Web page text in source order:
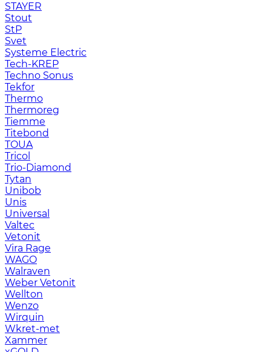
STAYER
Stout
StP
Svet
Systeme Electric
Tech-KREP
Techno Sonus
Tekfor
Thermo
Thermoreg
Tiemme
Titebond
TOUA
Tricol
Trio-Diamond
Tytan
Unibob
Unis
Universal
Valtec
Vetonit
Vira Rage
WAGO
Walraven
Weber Vetonit
Wellton
Wenzo
Wirquin
Wkret-met
Xammer